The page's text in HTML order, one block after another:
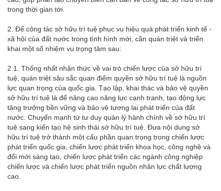
trong thời gian tới.
2. Để công tác sở hữu trí tuệ phục vụ hiệu quả phát triển kinh tế -
xã hội của đất nước trong tình hình mới, cần quán triệt và triển
khai một số nhiệm vụ trọng tâm sau:
2.1. Thống nhất nhận thức về vai trò chiến lược của sở hữu trí
tuệ, quán triệt sâu sắc quan điểm quyền sở hữu trí tuệ là nguồn
lực quan trọng của quốc gia. Tạo lập, khai thác và bảo vệ quyền
sở hữu trí tuệ là để nâng cao năng lực cạnh tranh, tạo động lực
tăng trưởng bền vững và bảo vệ tương lai phát triển của đất
nước. Chuyển mạnh từ tư duy quản lý hành chính về sở hữu trí
tuệ sang kiến tạo hệ sinh thái sở hữu trí tuệ. Đưa nội dung sở
hữu trí tuệ trở thành một cấu phần quan trọng trong chiến lược
phát triển quốc gia, chiến lược phát triển khoa học, công nghệ và
đổi mới sáng tạo, chiến lược phát triển các ngành công nghiệp
chiến lược và chiến lược phát triển nguồn nhân lực chất lượng
cao.